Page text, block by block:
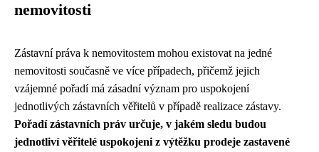
nemovitosti
Zástavní práva k nemovitostem mohou existovat na jedné
nemovitosti současně ve více případech, přičemž jejich
vzájemné pořadí má zásadní význam pro uspokojení
jednotlivých zástavních věřitelů v případě realizace zástavy.
Pořadí zástavních práv určuje, v jakém sledu budou
jednotliví věřitelé uspokojeni z výtěžku prodeje zastavené